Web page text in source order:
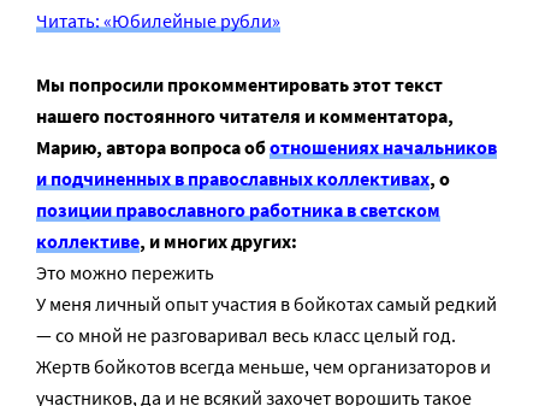
Читать: «Юбилейные рубли»
Мы попросили прокомментировать этот текст
нашего постоянного читателя и комментатора,
Марию, автора вопроса оботношениях начальников
и подчиненных в православных коллективах, о
позиции православного работника в светском
коллективе, и многих других:
Это можно пережить
У меня личный опыт участия в бойкотах самый редкий
— со мной не разговаривал весь класс целый год.
Жертв бойкотов всегда меньше, чем организаторов и
участников, да и не всякий захочет ворошить такое